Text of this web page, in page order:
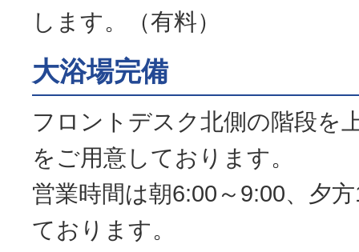
します。（有料）
大浴場完備
フロントデスク北側の階段を
をご用意しております。
営業時間は朝6:00～9:00、夕
ております。